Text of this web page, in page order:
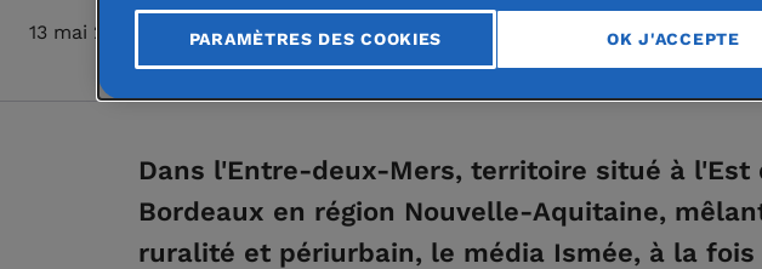
13 mai 2026
Dans l'Entre-deux-Mers, territoire situé à l'Est
Bordeaux en région Nouvelle-Aquitaine,
ruralité et périurbain, le média Ismée, à la fois
PARAMÈTRES DES COOKIES OK J'ACCEPTE